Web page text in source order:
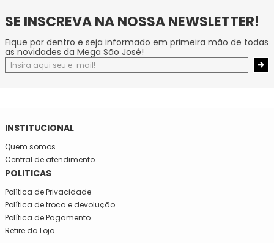
SE INSCREVA NA NOSSA NEWSLETTER!
Fique por dentro e seja informado em primeira mão de todas
as novidades da Mega São José!
INSTITUCIONAL
Quem somos
Central de atendimento
POLITICAS
Política de Privacidade
Política de troca e devolução
Política de Pagamento
Retire da Loja